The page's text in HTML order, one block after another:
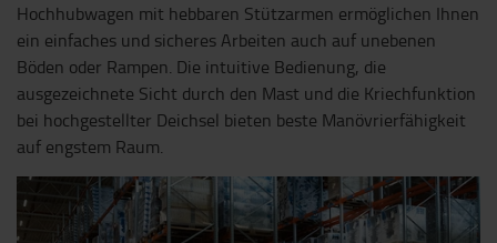
Hochhubwagen mit hebbaren Stützarmen ermöglichen Ihnen
ein einfaches und sicheres Arbeiten auch auf unebenen
Böden oder Rampen. Die intuitive Bedienung, die
ausgezeichnete Sicht durch den Mast und die Kriechfunktion
bei hochgestellter Deichsel bieten beste Manövrierfähigkeit
auf engstem Raum.